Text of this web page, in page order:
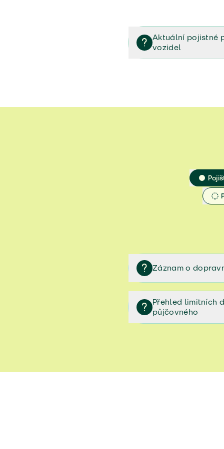
Aktuální pojistné
vozidel
Veřejný příslib -
Záznam o
Záznam o dopravní
Přehled limitních
půjčovného